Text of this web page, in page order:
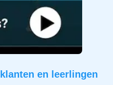
en leerlingen